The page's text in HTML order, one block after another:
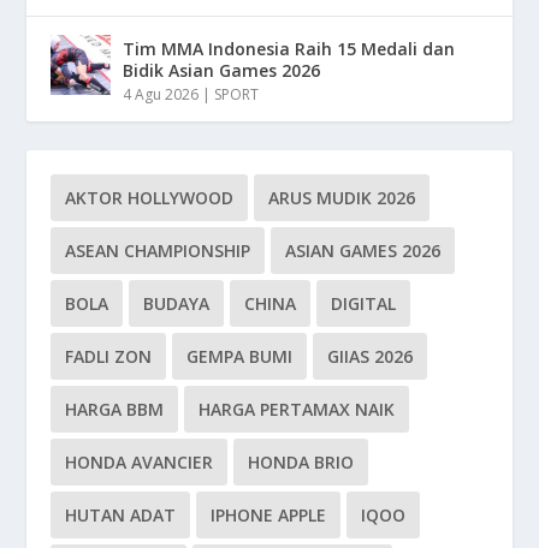
Tim MMA Indonesia Raih 15 Medali dan
Bidik Asian Games 2026
4 Agu 2026 | SPORT
AKTOR HOLLYWOOD ARUS MUDIK 2026
ASEAN CHAMPIONSHIP ASIAN GAMES 2026
BOLA BUDAYA CHINA DIGITAL
FADLI ZON GEMPA BUMI GIIAS 2026
HARGA BBM HARGA PERTAMAX NAIK
HONDA AVANCIER HONDA BRIO
HUTAN ADAT IPHONE APPLE IQOO